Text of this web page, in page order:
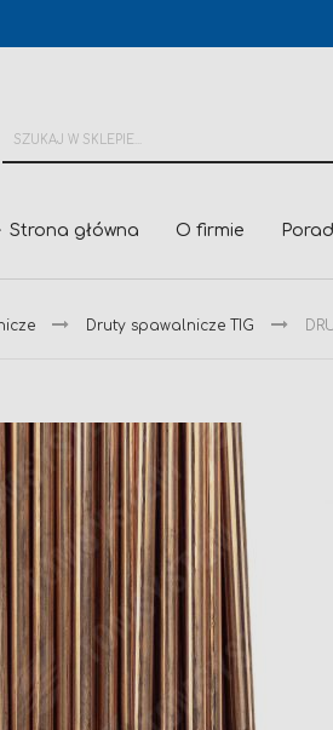
Strona główna O firmie
Druty spawalnicze TIG